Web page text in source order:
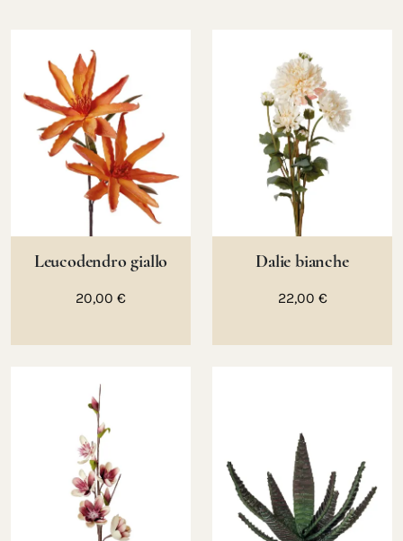
Leucodendro giallo
20,00 €
Dalie bianche
22,00 €